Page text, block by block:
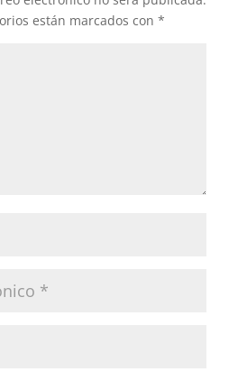
están marcados con *